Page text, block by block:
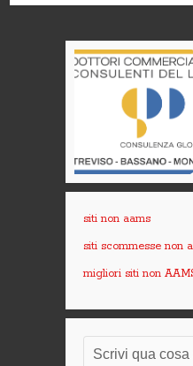
siti non aams
siti scommesse non
migliori siti non